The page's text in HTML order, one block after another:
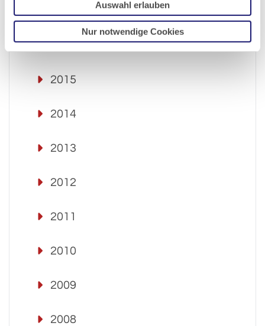
Auswahl erlauben
Nur notwendige Cookies
2017
2016
2015
2014
2013
2012
2011
2010
2009
2008